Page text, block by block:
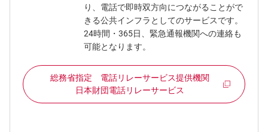
り、電話で即時双方向につながることがで
きる公共インフラとしてのサービスです。
24時間・365日、緊急通報機関への連絡も
可能となります。
総務省指定 電話リレーサービス提供機関
日本財団電話リレーサービス